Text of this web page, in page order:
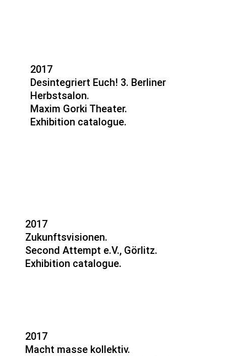
2017
Desintegriert Euch! 3. Berliner
Herbstsalon.
Maxim Gorki Theater.
Exhibition catalogue.
2017
Zukunftsvisionen.
Second Attempt e.V., Görlitz.
Exhibition catalogue.
2017
Macht masse kollektiv.